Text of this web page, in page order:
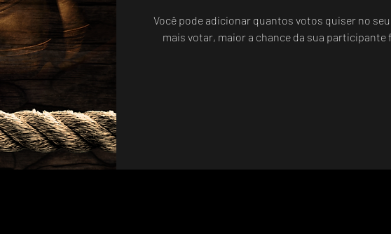
Você pode adicionar quantos votos quiser no
mais votar, maior a chance da sua participante